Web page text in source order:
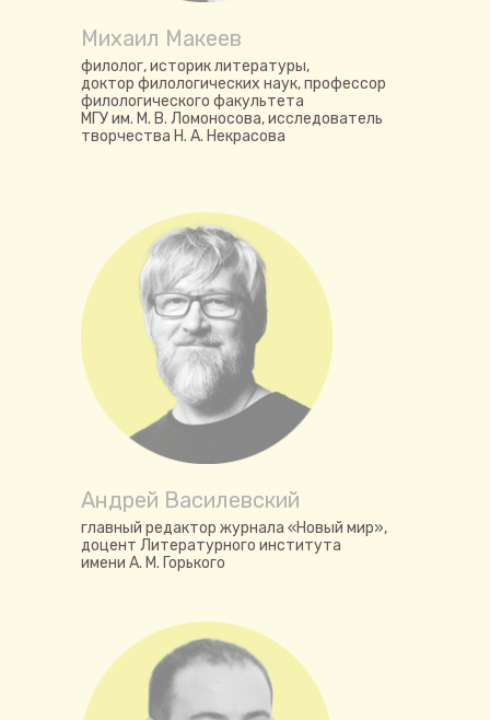
Михаил Макеев
филолог, историк литературы,
доктор филологических наук, профессор
филологического факультета
МГУ им. М. В. Ломоносова, исследователь
творчества Н. А. Некрасова
Андрей Василевский
главный редактор журнала «Новый мир»,
доцент Литературного института
имени А. М. Горького